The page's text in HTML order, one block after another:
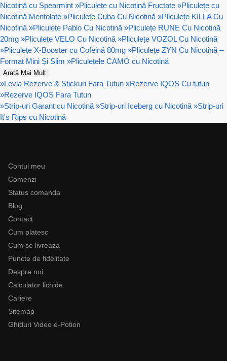
Nicotină cu Spearmint »Pliculețe cu Nicotină Fructate »Pliculețe cu
Nicotină Mentolate »Pliculețe Cuba Cu Nicotină »Pliculețe KILLA Cu
Nicotină »Pliculețe Pablo Cu Nicotină »Pliculețe RUNE Cu Nicotină
20mg »Pliculețe VELO Cu Nicotină »Pliculețe VOZOL Cu Nicotină
»Pliculețe X-Booster cu Cofeină 80mg »Pliculețe ZYN Cu Nicotină –
Format Mini Și Slim »Pliculețele CAMO cu Nicotină
Arată Mai Mult
»Levia Rezerve & Stickuri Fara Tutun »Rezerve IQOS Cu tutun
»Rezerve IQOS Fara Tutun
»Strip-uri Garant cu Nicotină »Strip-uri Iceberg cu Nicotină »Strip-uri
It's Rips cu Nicotină
Contul meu
Comenzi
Status comanda
Blog
Contact
Cum platesc
Cum se livreaza
Puncte de fidelitate
Despre noi
Calculator lichide
Cariere
Sitemap
Ghiduri Video e-Potion